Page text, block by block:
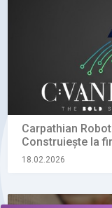
Carpathian
Construiește la
18.02.2026